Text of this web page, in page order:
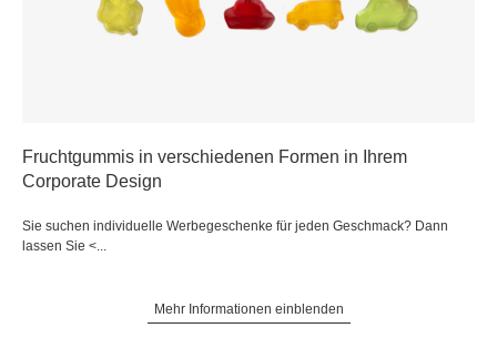
Fruchtgummis in verschiedenen Formen in Ihrem
Corporate Design
Sie suchen individuelle Werbegeschenke für jeden Geschmack? Dann
lassen Sie <...
Mehr Informationen einblenden